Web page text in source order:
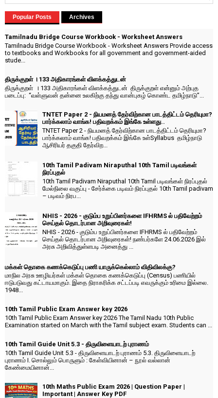
Popular Posts Archives
Tamilnadu Bridge Course Workbook - Worksheet Answers
Tamilnadu Bridge Course Workbook - Worksheet Answers Provide access
to textbooks and Workbooks for all government and government-aided
stude...
திருக்குறள் । 133 அதிகாரங்கள் விளக்கத்துடன்
திருக்குறள் । 133 அதிகாரங்கள் விளக்கத்துடன் திருக்குறள் என்னும் அற்புத
படைப்பு: “வள்ளுவன் தன்னை உலகிற்கு தந்து வான்புகழ் கொண்ட தமிழ்நாடு”...
TNTET Paper 2 - நியமனத் தேர்விற்கான பாடத்திட்டம் தெரியுமா?
பார்க்கலாம் வாங்க! பதிவறக்கம் இங்கே உள்ளது..
TNTET Paper 2 - நியமனத் தேர்விற்கான பாடத்திட்டம் தெரியுமா?
பார்க்கலாம் வாங்க! பதிவறக்கம் இங்கே உள்Syllabus தமிழ்நாடு
ஆசிரியர் தகுதி தேர்விற...
10th Tamil Padivam Niraputhal 10th Tamil படிவங்கள்
நிரப்புதல்
10th Tamil Padivam Niraputhal 10th Tamil படிவங்கள் நிரப்புதல்
மேல்நிலை வகுப்பு - சேர்க்கை படிவம் நிரப்புதல் 10th Tamil padivam
– படிவம் நிரப...
NHIS - 2026 - குடும்ப உறுப்பினர்களை IFHRMS ல் பதிவேற்றம்
செய்தல் தொடர்பான அறிவுரைகள்!
NHIS - 2026 - குடும்ப உறுப்பினர்களை IFHRMS ல் பதிவேற்றம்
செய்தல் தொடர்பான அறிவுரைகள்! நண்பர்களே 24.06.2026 இல்
அரசு அறிவித்துள்ளபடி அனைத்து ...
மக்கள் தொகை கணக்கெடுப்பு பணி யாருக்கெல்லாம் விதிவிலக்கு?
மாநில அரசு ஊழியர்கள் மக்கள் தொகை கணக்கெடுப்பு (Census) பணியில்
ஈடுபடுவது கட்டாயமாகும். இதை நிராகரிக்க சட்டப்படி எவருக்கும் உரிமை இல்லை.
1948...
10th Tamil Public Exam Answer key 2026
10th Tamil Public Exam Answer key 2026 The Tamil Nadu 10th Public
Examination started on March with the Tamil subject exam. Students can ...
10th Tamil Guide Unit 5.3 - திருவிளையாடற் புராணம்
10th Tamil Guide Unit 5.3 - திருவிளையாடற் புராணம் 5.3. திருவிளையாடற்
புராணம் I. சொல்லும் பொருளும் : கேள்வியினான் – நூல் வல்லான்
கேண்மையினான்...
10th Maths Public Exam 2026 | Question Paper |
Important | Answer Key PDF